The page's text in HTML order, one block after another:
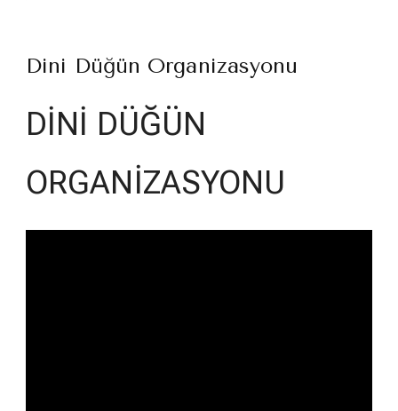
Dini Düğün Organizasyonu
DİNİ DÜĞÜN
ORGANİZASYONU